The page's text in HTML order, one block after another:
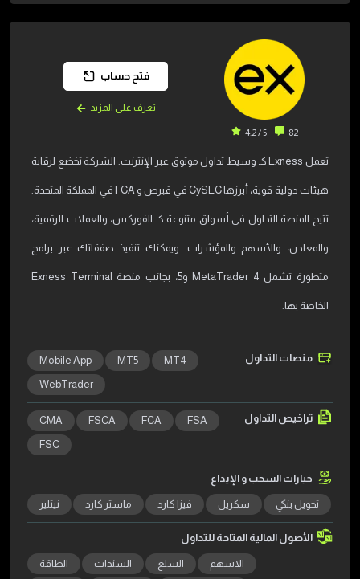
82
5 / 4.2
تعمل Exness كـ وسيط تداول موثوق عبر الإنترنت. الشركة تخضع لرقابة
هيئات دولية قوية، أبرزها CySEC في قبرص و FCA في المملكة المتحدة.
تتيح المنصة التداول في أسواق متنوعة كـ الفوركس، والعملات الرقمية،
والمعادن، والأسهم والمؤشرات. ويمكنك تنفيذ صفقاتك عبر برامج
متطورة تشمل MetaTrader 4 و5، بجانب منصة Exness Terminal
الخاصة بها.
فتح حساب
تعرف على المزيد
منصات التداول MT4
MT5
Mobile App
WebTrader
تراخيص التداول FSA
FCA
FSCA
CMA
FSC
خيارات السحب و الإيداع
تحويل بنكي سكريل فيزا كارد ماستر كارد نيتلير
الأصول المالية المتاحة للتداول
الاسهم السلع السندات
الطاقة